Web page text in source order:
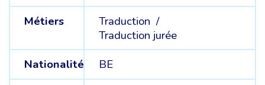
Métiers
Traduction /
Traduction jurée
Nationalité
BE